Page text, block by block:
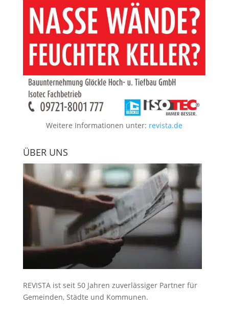
Weitere Informationen unter: revista.de
ÜBER UNS
REVISTA ist seit 50 Jahren zuverlässiger Partner für
Gemeinden, Städte und Kommunen.